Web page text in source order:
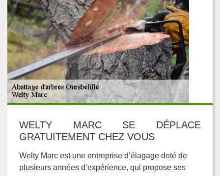
WELTY MARC SE DÉPLACE
GRATUITEMENT CHEZ VOUS
Welty Marc est une entreprise d’élagage doté de
plusieurs années d’expérience, qui propose ses